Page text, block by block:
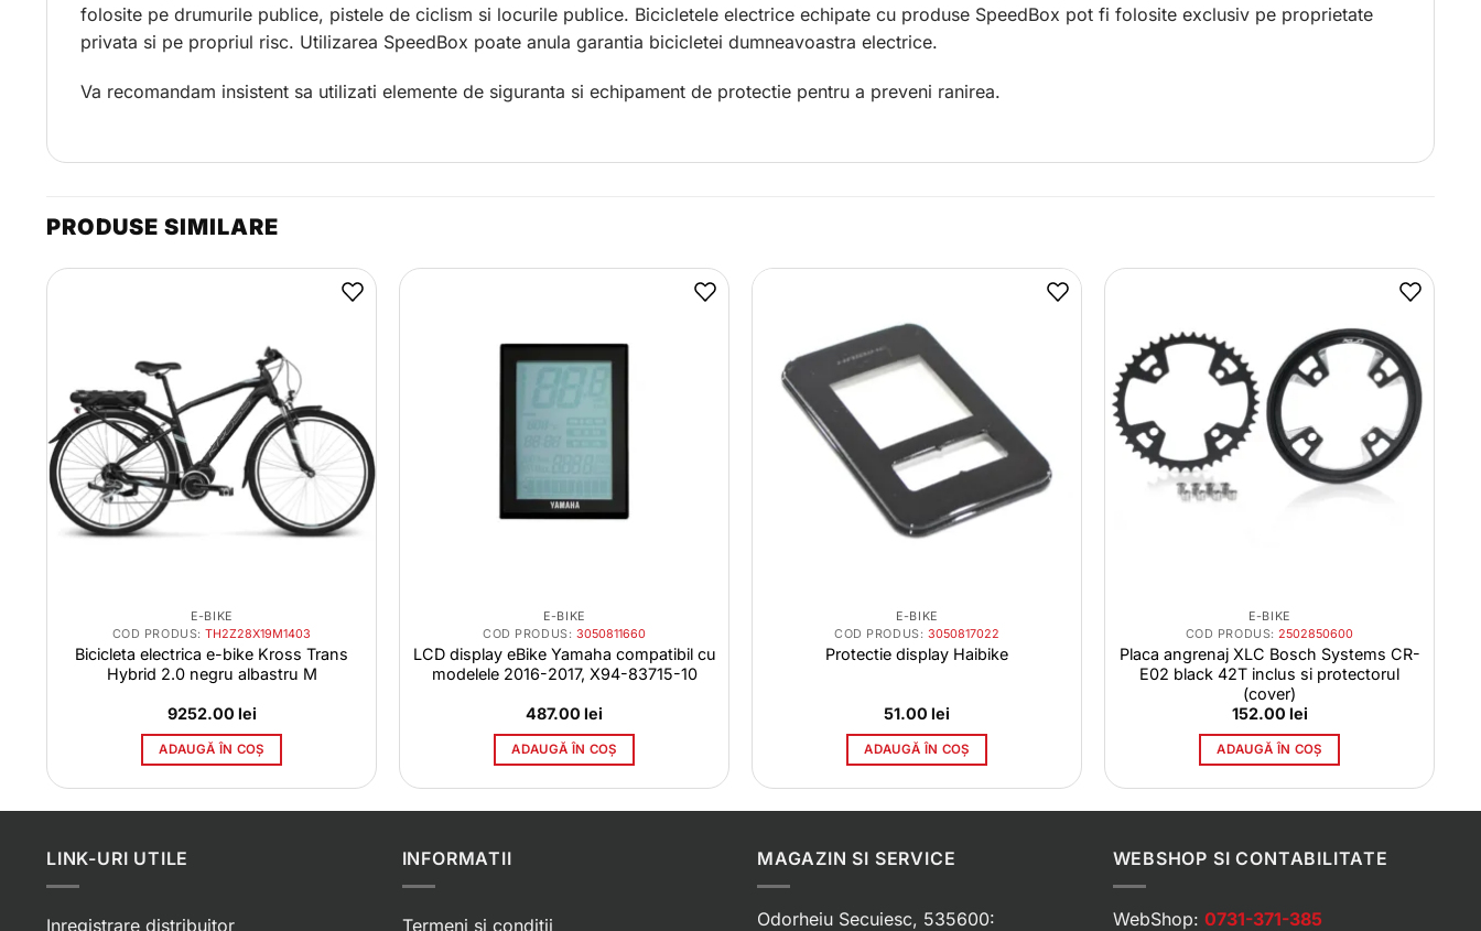
folosite pe drumurile publice, pistele de ciclism si locurile publice. Bicicletele electrice echipate cu produse SpeedBox pot fi folosite exclusiv pe proprietate
privata si pe propriul risc. Utilizarea SpeedBox poate anula garantia bicicletei dumneavoastra electrice.
Va recomandam insistent sa utilizati elemente de siguranta si echipament de protectie pentru a preveni ranirea.
PRODUSE SIMILARE
E-BIKE
COD PRODUS:TH2Z28X19M1403
Bicicleta electrica e-bike Kross Trans
Hybrid 2.0 negru albastru M
9252.00 lei
ADAUGĂ ÎN COȘ
E-BIKE
COD PRODUS: 3050811660
LCD display eBike Yamaha compatibil cu
modelele 2016-2017, X94-83715-10
487.00 lei
ADAUGĂ ÎN COȘ
E-BIKE
COD PRODUS: 3050817022
Protectie display Haibike
51.00 lei
ADAUGĂ ÎN COȘ
E-BIKE
COD PRODUS:2502850600
Placa angrenaj XLC Bosch Systems CR-
E02 black 42T inclus si protectorul
(cover)
152.00 lei
ADAUGĂ ÎN COȘ
LINK-URI UTILE
Inregistrare distribuitor
INFORMATII
Termeni si conditii
MAGAZIN SI SERVICE
Odorheiu Secuiesc, 535600:
WEBSHOP SI CONTABILITATE
WebShop: 0731-371-385